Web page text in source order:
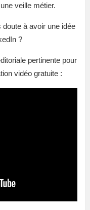
veille métier.
à avoir une idée
?
pertinente pour
vidéo gratuite :